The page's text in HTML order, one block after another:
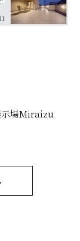
示場Miraizu